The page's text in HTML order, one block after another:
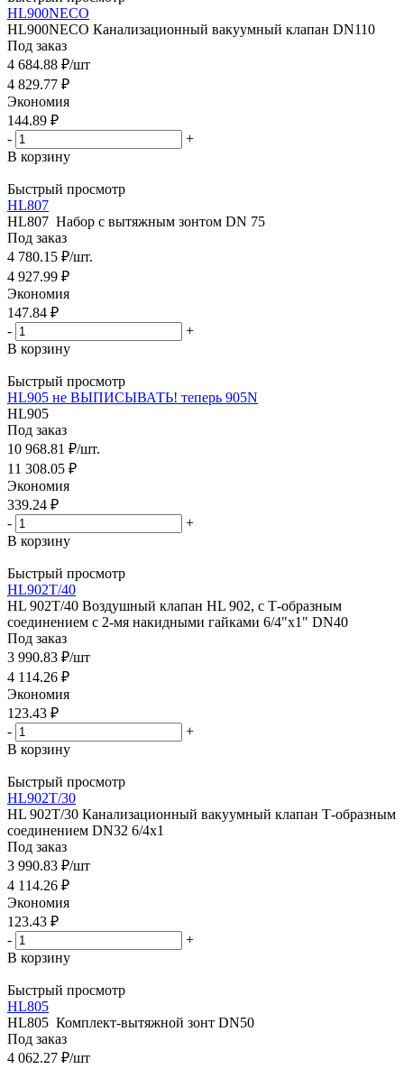
HL900NECO
HL900NECO Канализационный вакуумный клапан DN110
Под заказ
4 684.88 ₽/шт
4 829.77 ₽
Экономия
144.89 ₽
-
+
В корзину
Быстрый просмотр
HL807
HL807 Набор с вытяжным зонтом DN 75
Под заказ
4 780.15 ₽/шт.
4 927.99 ₽
Экономия
147.84 ₽
-
+
В корзину
Быстрый просмотр
HL905 не ВЫПИСЫВАТЬ! теперь 905N
HL905
Под заказ
10 968.81 ₽/шт.
11 308.05 ₽
Экономия
339.24 ₽
-
+
В корзину
Быстрый просмотр
HL902T/40
HL 902T/40 Воздушный клапан HL 902, с Т-образным
соединением с 2-мя накидными гайками 6/4"х1" DN40
Под заказ
3 990.83 ₽/шт
4 114.26 ₽
Экономия
123.43 ₽
-
+
В корзину
Быстрый просмотр
HL902T/30
HL 902T/30 Канализационный вакуумный клапан Т-образным
соединением DN32 6/4x1
Под заказ
3 990.83 ₽/шт
4 114.26 ₽
Экономия
123.43 ₽
-
+
В корзину
Быстрый просмотр
HL805
HL805 Комплект-вытяжной зонт DN50
Под заказ
4 062.27 ₽/шт